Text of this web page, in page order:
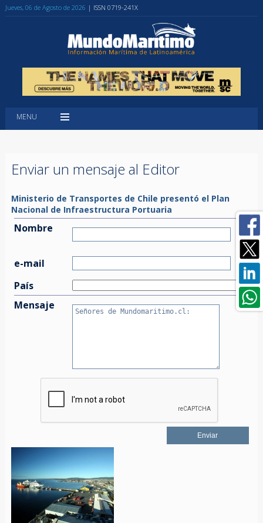
Jueves, 06 de Agosto de 2026 | ISSN 0719-241X
MENU
Enviar un mensaje al Editor
Ministerio de Transportes de Chile presentó el Plan
Nacional de Infraestructura Portuaria
Nombre
e-mail
País
Mensaje